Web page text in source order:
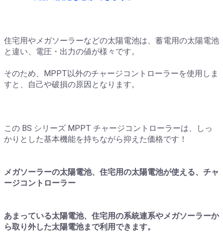
住宅用やメガソーラーなどの太陽電池は、蓄電用の太陽電池
と違い、電圧・出力の値が様々です。
そのため、MPPT以外のチャージコントローラーを使用しま
すと、自己や破損の原因となります。
この BS シリーズ MPPT チャージコントローラーは、しっ
かりとした基本機能を持ちながら抑えた価格です！
メガソーラーの太陽電池、住宅用の太陽電池が使える、チャ
ージコントローラー
あまっている太陽電池、住宅用の系統連系やメガソーラーか
ら取り外した太陽電池まで利用できます。